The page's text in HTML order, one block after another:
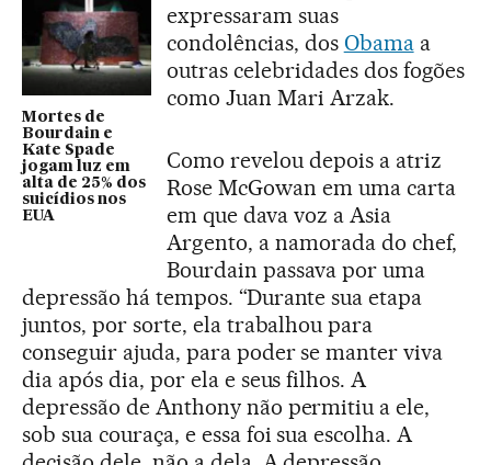
Mortes de
Bourdain e
Kate Spade
jogam luz em
alta de 25% dos
suicídios nos
EUA
expressaram suas
condolências, dos Obamaa
outras celebridades dos fogões
como Juan Mari Arzak.
Como revelou depois a atriz
Rose McGowan em uma carta
em que dava voz a Asia
Argento, a namorada do chef,
Bourdain passava por uma
depressão há tempos. “Durante sua etapa
juntos, por sorte, ela trabalhou para
conseguir ajuda, para poder se manter viva
dia após dia, por ela e seus filhos. A
depressão de Anthony não permitiu a ele,
sob sua couraça, e essa foi sua escolha. A